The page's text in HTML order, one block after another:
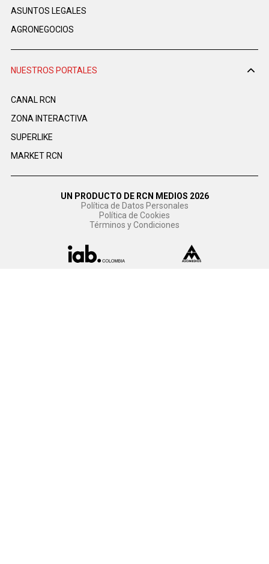
ASUNTOS LEGALES
AGRONEGOCIOS
NUESTROS PORTALES
CANAL RCN
ZONA INTERACTIVA
SUPERLIKE
MARKET RCN
UN PRODUCTO DE RCN MEDIOS 2026
Política de Datos Personales
Política de Cookies
Términos y Condiciones